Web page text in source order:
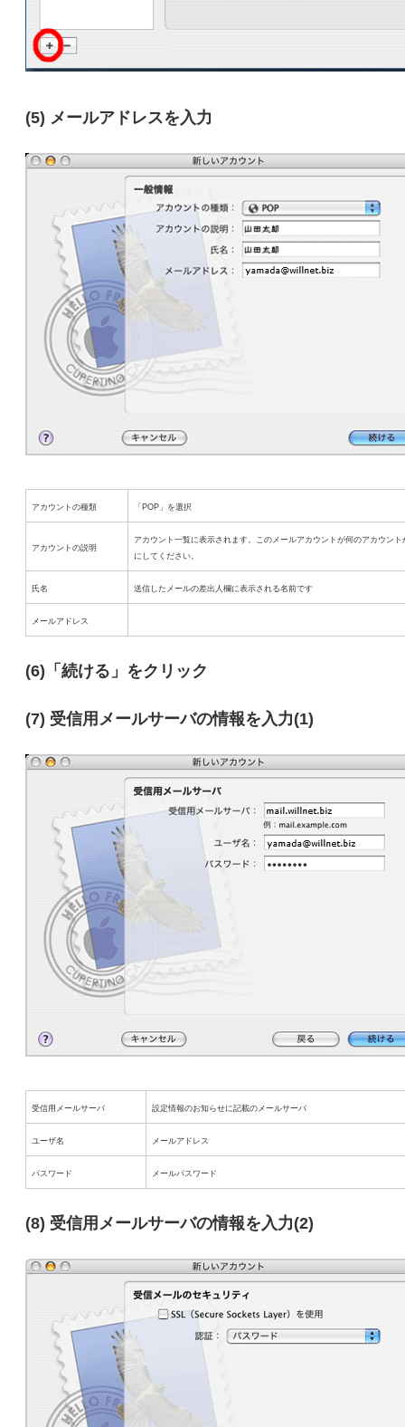
(5) メールアドレスを入力
アカウントの種類 「POP」を選択
アカウントの説明
アカウント一覧に表示されます。このメールアカウントが何のアカウン
にしてください。
氏名 送信したメールの差出人欄に表示される名前です
メールアドレス
(6)「続ける」をクリック
(7) 受信用メールサーバの情報を入力(1)
受信用メールサーバ 設定情報のお知らせに記載のメールサーバ
ユーザ名 メールアドレス
パスワード メールパスワード
(8) 受信用メールサーバの情報を入力(2)